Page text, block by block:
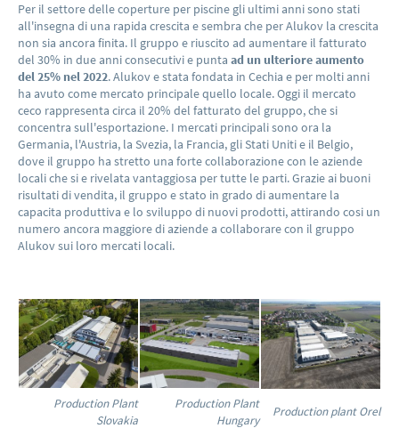
Per il settore delle coperture per piscine gli ultimi anni sono stati
all'insegna di una rapida crescita e sembra che per Alukov la crescita
non sia ancora finita. Il gruppo e riuscito ad aumentare il fatturato
del 30% in due anni consecutivi e punta ad un ulteriore aumento
del 25% nel 2022. Alukov e stata fondata in Cechia e per molti anni
ha avuto come mercato principale quello locale. Oggi il mercato
ceco rappresenta circa il 20% del fatturato del gruppo, che si
concentra sull'esportazione. I mercati principali sono ora la
Germania, l'Austria, la Svezia, la Francia, gli Stati Uniti e il Belgio,
dove il gruppo ha stretto una forte collaborazione con le aziende
locali che si e rivelata vantaggiosa per tutte le parti. Grazie ai buoni
risultati di vendita, il gruppo e stato in grado di aumentare la
capacita produttiva e lo sviluppo di nuovi prodotti, attirando cosi un
numero ancora maggiore di aziende a collaborare con il gruppo
Alukov sui loro mercati locali.
Production Plant
Slovakia
Production Plant
Hungary
Production plant Orel